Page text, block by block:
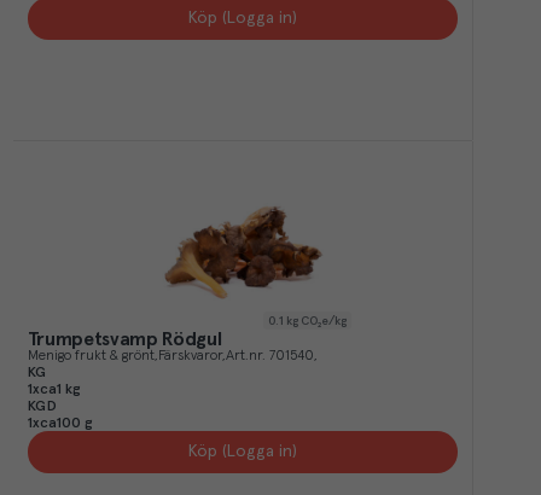
Köp (Logga in)
0.1 kg CO₂e/kg
Trumpetsvamp Rödgul
Menigo frukt & grönt Färskvaror Art.nr. 701540
KG
1xca1 kg
KGD
1xca100 g
Köp (Logga in)